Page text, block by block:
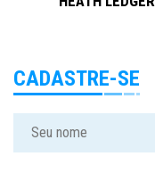
CADASTRE-SE